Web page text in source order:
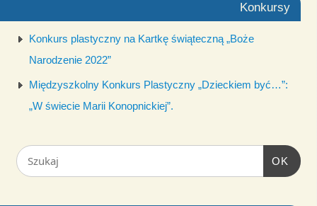
Konkursy
Konkurs plastyczny na Kartkę świąteczną „Boże
Narodzenie 2022”
Międzyszkolny Konkurs Plastyczny „Dzieckiem być…”:
„W świecie Marii Konopnickiej”.
OK